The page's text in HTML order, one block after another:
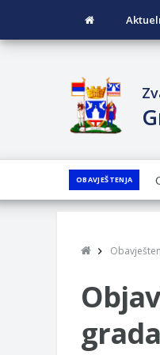
OBAVJEŠTENJA